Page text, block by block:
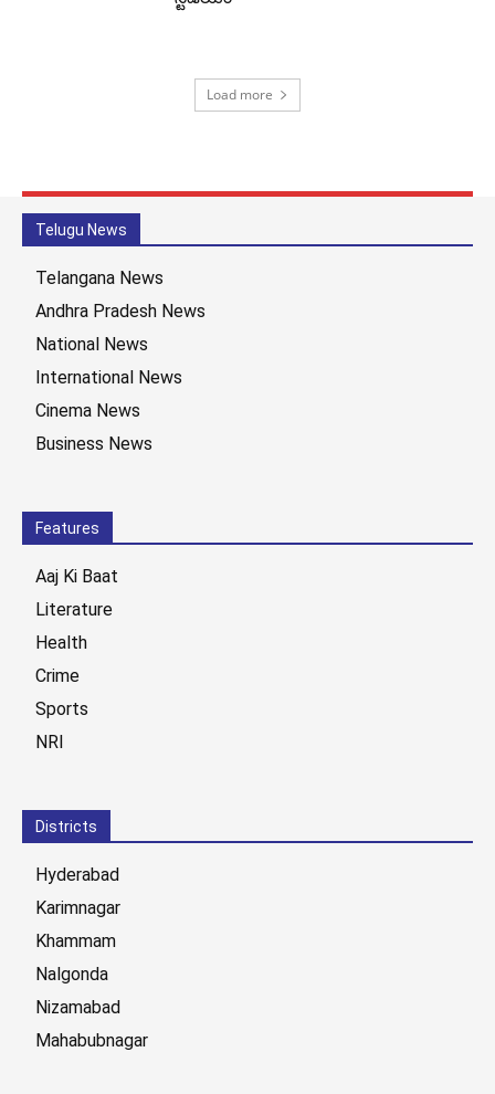
Load more
Telugu News
Telangana News
Andhra Pradesh News
National News
International News
Cinema News
Business News
Features
Aaj Ki Baat
Literature
Health
Crime
Sports
NRI
Districts
Hyderabad
Karimnagar
Khammam
Nalgonda
Nizamabad
Mahabubnagar